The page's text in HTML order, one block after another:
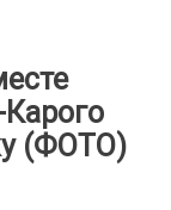
(ФОТО)